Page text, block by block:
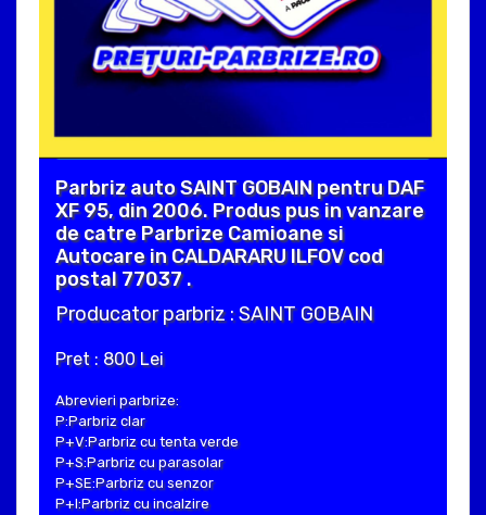
Parbriz auto SAINT GOBAIN pentru DAF
XF 95, din 2006. Produs pus in vanzare
de catre Parbrize Camioane si
Autocare in CALDARARU ILFOV cod
postal 77037 .
Producator parbriz : SAINT GOBAIN
Pret : 800 Lei
Abrevieri parbrize:
P:Parbriz clar
P+V:Parbriz cu tenta verde
P+S:Parbriz cu parasolar
P+SE:Parbriz cu senzor
P+I:Parbriz cu incalzire